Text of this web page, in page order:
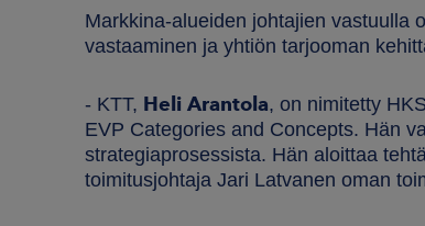
Markkina-alueiden johtajien vastuulla
vastaaminen ja yhtiön tarjooman
- KTT, Heli Arantola, on nimitetty
EVP Categories and Concepts. Hän
strategiaprosessista. Hän aloittaa
toimitusjohtaja Jari Latvanen oman